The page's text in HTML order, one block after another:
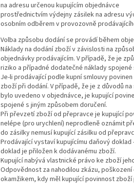
na adresu určenou kupujícím objednávce
prostřednictvím výdejny zásilek na adresu
osobním odběrem v provozovně
Volba způsobu dodání se provádí během
Náklady na dodání zboží v závislosti na
objednávky prodávajícím. V případě, že je
riziko a případné dodatečné náklady
Je-li prodávající podle kupní smlouvy
zboží při dodání. V případě, že je z důvodů
bylo uvedeno v objednávce, je kupující
spojené s jiným způsobem doručení.
Při převzetí zboží od přepravce je kupující
nelépe (pro urychlení) neprodleně oznámit
do zásilky nemusí kupující zásilku od
Prodávající vystaví kupujícímu daňový
doklad je přiložen k dodávanému zboží.
Kupující nabývá vlastnické právo ke zboží
Odpovědnost za nahodilou zkázu,
okamžikem, kdy měl kupující povinnost